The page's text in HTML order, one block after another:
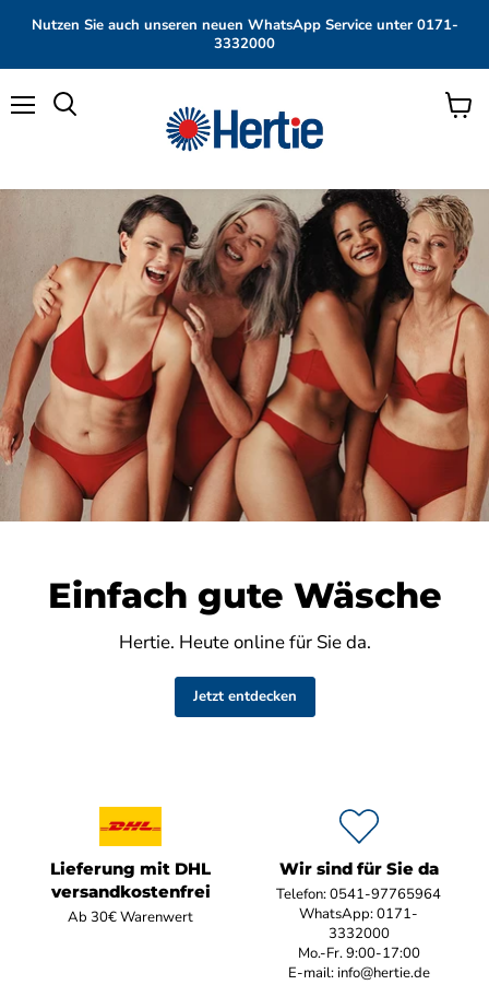
Nutzen Sie auch unseren neuen WhatsApp Service unter 0171-
3332000
Einfach gute Wäsche
Hertie. Heute online für Sie da.
Jetzt entdecken
Lieferung mit DHL
versandkostenfrei
Ab 30€ Warenwert
Wir sind für Sie da
Telefon: 0541-97765964
WhatsApp: 0171-
3332000
Mo.-Fr. 9:00-17:00
E-mail: info@hertie.de